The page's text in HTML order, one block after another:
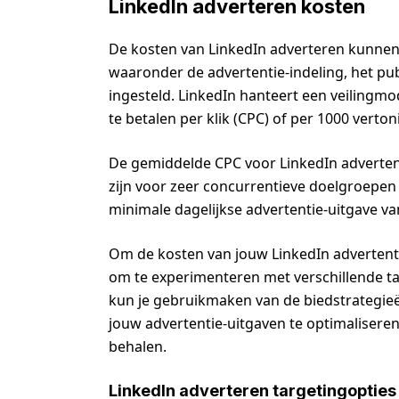
LinkedIn adverteren kosten
De kosten van LinkedIn adverteren
waaronder de advertentie-indeling, het
ingesteld. LinkedIn hanteert een
te betalen per klik (CPC) of per 1000
De gemiddelde CPC voor LinkedIn
zijn voor zeer concurrentieve
minimale dagelijkse advertentie-uitgave
Om de kosten van jouw LinkedIn
om te experimenteren met verschillende
kun je gebruikmaken van de
jouw advertentie-uitgaven te
behalen.
LinkedIn adverteren targetingopties